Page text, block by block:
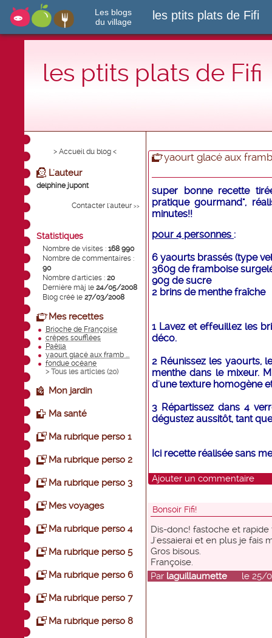
Les blogs
du village
les ptits plats de Fifi
les ptits plats de Fifi
> Accueil du blog <
L'auteur
delphine jupont
Contacter l'auteur >>
Statistiques
Nombre de visites : 168 990
Nombre de commentaires :
90
Nombre d'articles : 20
Dernière màj le 24/05/2008
Blog créé le 27/03/2008
Mes recettes
Brioche de Françoise
crêpes soufflées
Paëlla
yaourt glacé aux framb ...
fondue océane
> Tous les articles (20)
Mon jardin
Ma santé
Ma rubrique perso 1
Ma rubrique perso 2
Ma rubrique perso 3
Mes voyages
Ma rubrique perso 4
Ma rubrique perso 5
Ma rubrique perso 6
Ma rubrique perso 7
Ma rubrique perso 8
yaourt glacé aux
super bonne recette
pratique gourmand",
minutes!!
pour 4 personnes :
6 yaourts brassés (type
360g de framboise
90g de sucre
2 brins de menthe fraîche
1 Lavez et effeuillez les
déco.
2 Réunissez les yaourts,
menthe dans le mixeur.
d'une texture homogène
3 Répartissez dans 4
dégustez aussitôt, tant
Ici recette réalisée sans
Ajouter un commentaire
Bonsoir Fifi!
Dis-donc! fastoche et
J'essaierai et en plus je fais
Gros bisous.
Françoise.
Par laguillaumettele 25/04/